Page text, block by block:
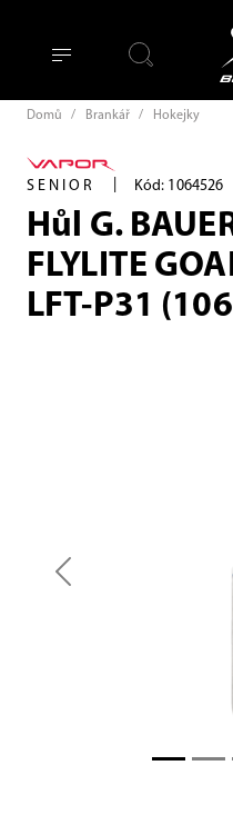
Domů / Brankář / Hokejky
SENIOR Kód: 1064526
Hůl G.
FLYLITE
LFT-P31
Previous